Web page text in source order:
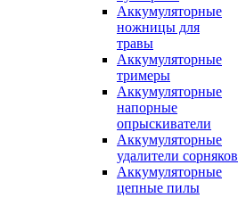
Аккумуляторные
ножницы для
травы
Аккумуляторные
тримеры
Аккумуляторные
напорные
опрыскиватели
Аккумуляторные
удалители сорняков
Аккумуляторные
цепные пилы